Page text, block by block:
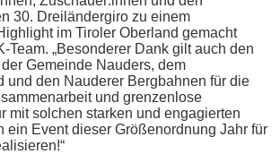
30. Dreiländergiro zu einem
im Tiroler Oberland gemacht
Team. „Besonderer Dank gilt auch den
Gemeinde Nauders, dem
und den Nauderer Bergbahnen für die
und grenzenlose
mit solchen starken und engagierten
ein Event dieser Größenordnung Jahr für